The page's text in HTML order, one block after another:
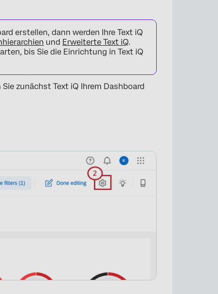
erstellen, dann werden Ihre Text iQ
und Erweiterte Text iQ.
bis Sie die Einrichtung in Text iQ
zunächst Text iQ Ihrem Dashboard